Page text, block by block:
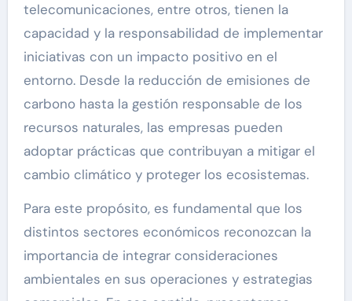
telecomunicaciones, entre otros, tienen la
capacidad y la responsabilidad de implementar
iniciativas con un impacto positivo en el
entorno. Desde la reducción de emisiones de
carbono hasta la gestión responsable de los
recursos naturales, las empresas pueden
adoptar prácticas que contribuyan a mitigar el
cambio climático y proteger los ecosistemas.
Para este propósito, es fundamental que los
distintos sectores económicos reconozcan la
importancia de integrar consideraciones
ambientales en sus operaciones y estrategias